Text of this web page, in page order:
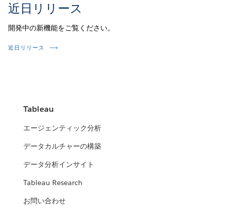
近日リリース
開発中の新機能をご覧ください。
近日リリース
Tableau
エージェンティック分析
データカルチャーの構築
データ分析インサイト
Tableau Research
お問い合わせ